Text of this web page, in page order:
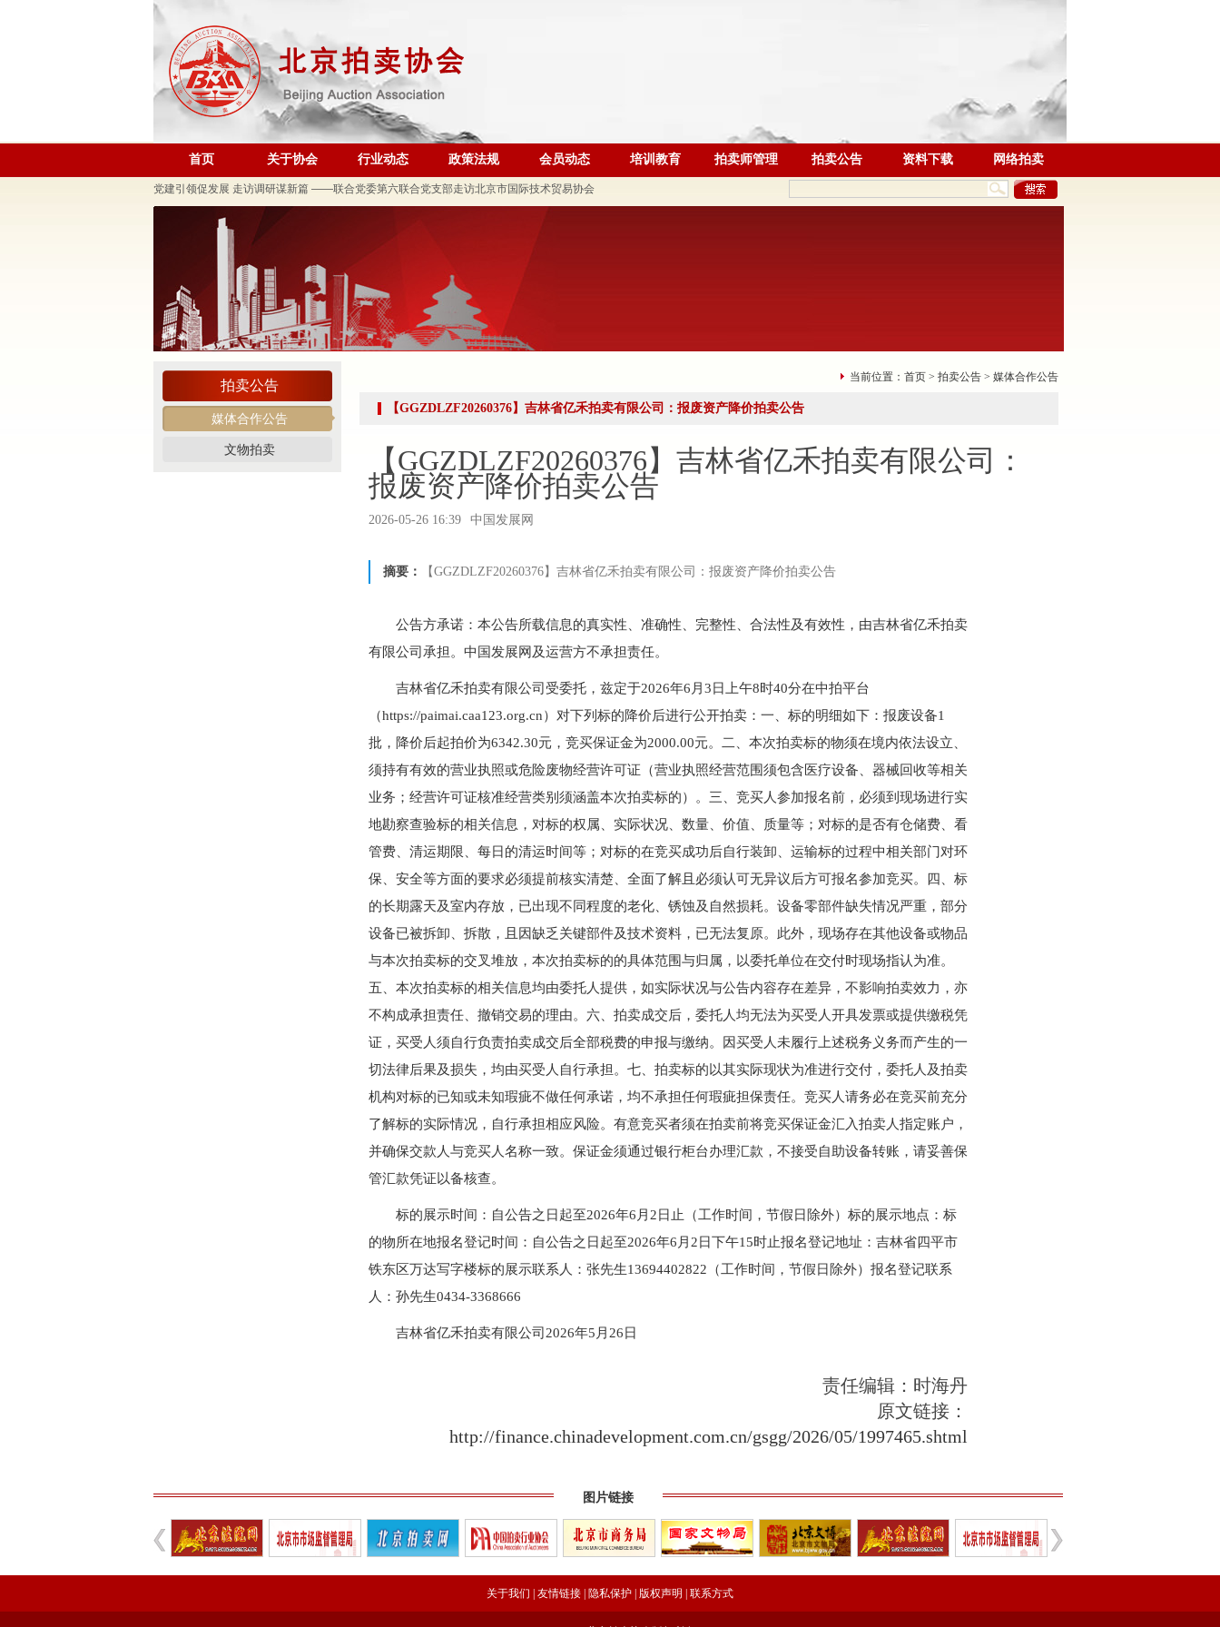
首页 关于协会 行业动态 政策法规 会员动态 培训教育 拍卖师管理 拍卖公告 资料下载 网络拍卖
规范运营强基础 跨业合作促发展——联合党委第六联合党支部到北京国际会议展览业协会走访调研
关于发布《北京地区文物艺术品拍卖佣（酬）金标准调查报告》的通知
“协会+媒体+法律联动”助力企业发展系列活动之十 ——走进会员单位北京恒泰博车拍卖有限公司
关于做好夏季防暑降温及汛期安全生产工作的通知
党建引领促发展 走访调研谋新篇 ——联合党委第六联合党支部走访北京市国际技术贸易协会
关于发布2026年北京市信用承诺企业 拍卖企业（第二批）名单的公告
党建领航商旅融合，联动赋能行业发展——联合党委组织开展“七一”主题党日活动
坚守人民立场 践行正确政绩观——北京拍卖协会流动党支部与第六流动联合党支部召开组织生活会并开展民主评
议党员
压实安全责任 筑牢商务领域应急防线——北京拍卖协会参加全市商务领域“安全生产月”专项活动
艺术疗愈生活 展现积极人生 ——北京拍卖协会姚光锋会长一行参观刘双舟教授作品展
完善治理体系，研究发展重点，共促高质量发展——北京拍卖协会召开第五届第六次会长会议
强本领守底线 促行业提质效——协会张颖秘书长参训 助力拍卖交易高质量发展
党建引领促交流 产教融合共发展——联合党委委员、第六联合支部书记姚光锋参加第三联合支部主题党日暨党建
行业转型 服务为本——中益五福拍卖到访北拍协
关于开展2026年“诚信兴商”倡议企业征集活动的通知
发挥党建引领作用 聚合跨行业发展资源——北京市商业服务业行业协会第一联合党委第六联合党支部走访北京国
深化数智交流 共促产教融合——姚光锋会长参加北工商商学院与中国国新举办的数智化交流研讨会
川流京华 共槌共赢——川京拍卖业务交流座谈会在成都召开
“协会+媒体+法律联动”助力企业发展系列活动之九——走进理事单位北京鸿盛祥国际拍卖有限公司
数智+拍卖 提升拍卖服务能力——姚光锋会长参加中拍协王波会长一行对阿里巴巴调研
关于开展2026年度行业信用承诺活动的通知（第二批正式启动）
“协会+媒体+法律联动 助力企业发展”系列活动之八——走访会员单位北京懋隆拍卖有限公司
北京拍卖协会会长姚光锋在2026年全国拍卖行业协会工作会上的交流发言稿
北京拍卖协会参加“2026年全国拍卖行业协会工作会”——姚光锋会长做交流发言
聚势 积微 修德 灵变——协会五届三次会员大会总结发言稿
关于北京地区拍卖企业安全生产和消防安全倡议书
规范运营强基础 跨业合作促发展——联合党委第六联合党支部到北京国际会议展览业协会走访调研
关于发布《北京地区文物艺术品拍卖佣（酬）金标准调查报告》的通知
党建领航商旅融合，联动赋能行业发展——联合党委组织开展“七一”主题党日活动
坚守人民立场 践行正确政绩观——北京拍卖协会流动党支部与第六流动联合党支部召开组织生活会并开展民主评
压实安全责任 筑牢商务领域应急防线——北京拍卖协会参加全市商务领域“安全生产月”专项活动
艺术疗愈生活 展现积极人生 ——北京拍卖协会姚光锋会长一行参观刘双舟教授作品展
强化内部监督机制 护航协会健康发展——北拍协第五届第四次监事会顺利召开
“协会+媒体+法律联动”助力企业发展系列活动之九——走进理事单位北京鸿盛祥国际拍卖有限公司
“协会+媒体+法律联动 助力企业发展”系列活动之八——走访会员单位北京懋隆拍卖有限公司
拍卖公告
媒体合作公告
文物拍卖
当前位置： 首页 > 拍卖公告 > 媒体合作公告
【GGZDLZF20260376】吉林省亿禾拍卖有限公司：报废资产降价拍卖公告
【GGZDLZF20260376】吉林省亿禾拍卖有限公司：
报废资产降价拍卖公告
2026-05-26 16:39 中国发展网
摘要： 【GGZDLZF20260376】吉林省亿禾拍卖有限公司：报废资产降价拍卖公告
公告方承诺：本公告所载信息的真实性、准确性、完整性、合法性及有效性，由吉林省亿禾拍卖
有限公司承担。中国发展网及运营方不承担责任。
吉林省亿禾拍卖有限公司受委托，兹定于2026年6月3日上午8时40分在中拍平台
（https://paimai.caa123.org.cn）对下列标的降价后进行公开拍卖：一、标的明细如下：报废设备1
批，降价后起拍价为6342.30元，竞买保证金为2000.00元。二、本次拍卖标的物须在境内依法设立、
须持有有效的营业执照或危险废物经营许可证（营业执照经营范围须包含医疗设备、器械回收等相关
业务；经营许可证核准经营类别须涵盖本次拍卖标的）。三、竞买人参加报名前，必须到现场进行实
地勘察查验标的相关信息，对标的权属、实际状况、数量、价值、质量等；对标的是否有仓储费、看
管费、清运期限、每日的清运时间等；对标的在竞买成功后自行装卸、运输标的过程中相关部门对环
保、安全等方面的要求必须提前核实清楚、全面了解且必须认可无异议后方可报名参加竞买。四、标
的长期露天及室内存放，已出现不同程度的老化、锈蚀及自然损耗。设备零部件缺失情况严重，部分
设备已被拆卸、拆散，且因缺乏关键部件及技术资料，已无法复原。此外，现场存在其他设备或物品
与本次拍卖标的交叉堆放，本次拍卖标的的具体范围与归属，以委托单位在交付时现场指认为准。
五、本次拍卖标的相关信息均由委托人提供，如实际状况与公告内容存在差异，不影响拍卖效力，亦
不构成承担责任、撤销交易的理由。六、拍卖成交后，委托人均无法为买受人开具发票或提供缴税凭
证，买受人须自行负责拍卖成交后全部税费的申报与缴纳。因买受人未履行上述税务义务而产生的一
切法律后果及损失，均由买受人自行承担。七、拍卖标的以其实际现状为准进行交付，委托人及拍卖
机构对标的已知或未知瑕疵不做任何承诺，均不承担任何瑕疵担保责任。竞买人请务必在竞买前充分
了解标的实际情况，自行承担相应风险。有意竞买者须在拍卖前将竞买保证金汇入拍卖人指定账户，
并确保交款人与竞买人名称一致。保证金须通过银行柜台办理汇款，不接受自助设备转账，请妥善保
管汇款凭证以备核查。
标的展示时间：自公告之日起至2026年6月2日止（工作时间，节假日除外）标的展示地点：标
的物所在地报名登记时间：自公告之日起至2026年6月2日下午15时止报名登记地址：吉林省四平市
铁东区万达写字楼标的展示联系人：张先生13694402822（工作时间，节假日除外）报名登记联系
人：孙先生0434-3368666
吉林省亿禾拍卖有限公司2026年5月26日
责任编辑：时海丹
原文链接：
http://finance.chinadevelopment.com.cn/gsgg/2026/05/1997465.shtml
图片链接
关于我们 友情链接 隐私保护 版权声明 联系方式